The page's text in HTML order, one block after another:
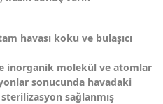
havası koku ve bulaşıcı
inorganik molekül ve atomlar
sonucunda havadaki
sağlanmış